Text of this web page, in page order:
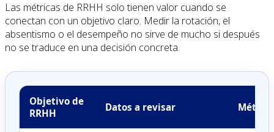
Las métricas de RRHH solo tienen valor cuando se
conectan con un objetivo claro. Medir la rotación, el
absentismo o el desempeño no sirve de mucho si después
no se traduce en una decisión concreta.
Objetivo de
RRHH
Datos a revisar